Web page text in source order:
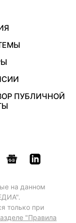
ПУБЛИЧНОЙ
на данном
только при
"Правила